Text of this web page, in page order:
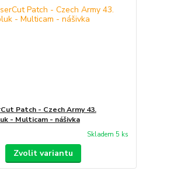
Patch - Czech Army 43.
- Multicam - nášivka
Skladem 5 ks
Zvolit variantu